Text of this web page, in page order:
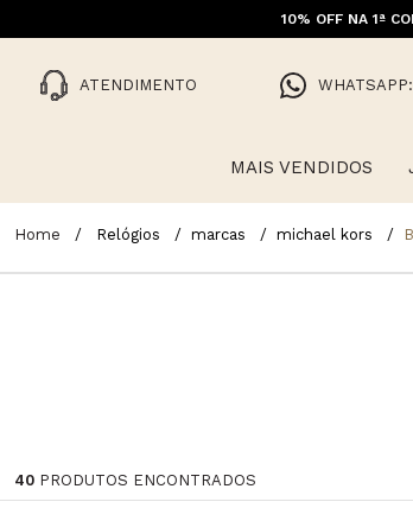
ATENDIMENTO
MAIS VENDIDOS
Relógios marcas michael kors
40 PRODUTOS ENCONTRADOS